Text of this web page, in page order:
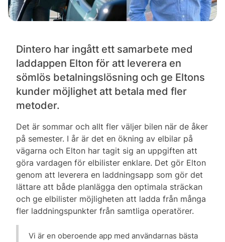
Dintero har ingått ett samarbete med
laddappen Elton för att leverera en
sömlös betalningslösning och ge Eltons
kunder möjlighet att betala med fler
metoder.
Det är sommar och allt fler väljer bilen när de åker
på semester. I år är det en ökning av elbilar på
vägarna och Elton har tagit sig an uppgiften att
göra vardagen för elbilister enklare. Det gör Elton
genom att leverera en laddningsapp som gör det
lättare att både planlägga den optimala sträckan
och ge elbilister möjligheten att ladda från många
fler laddningspunkter från samtliga operatörer.
Vi är en oberoende app med användarnas bästa